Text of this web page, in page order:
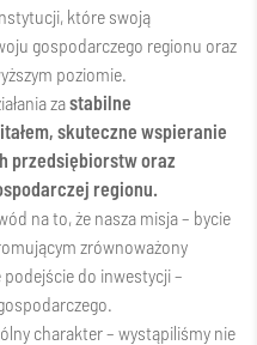
które swoją
gospodarczego regionu oraz
poziomie.
zastabilne
skuteczne wspieranie
przedsiębiorstw oraz
regionu.
na to, że nasza misja – bycie
zrównoważony
do inwestycji –
charakter – wystąpiliśmy nie